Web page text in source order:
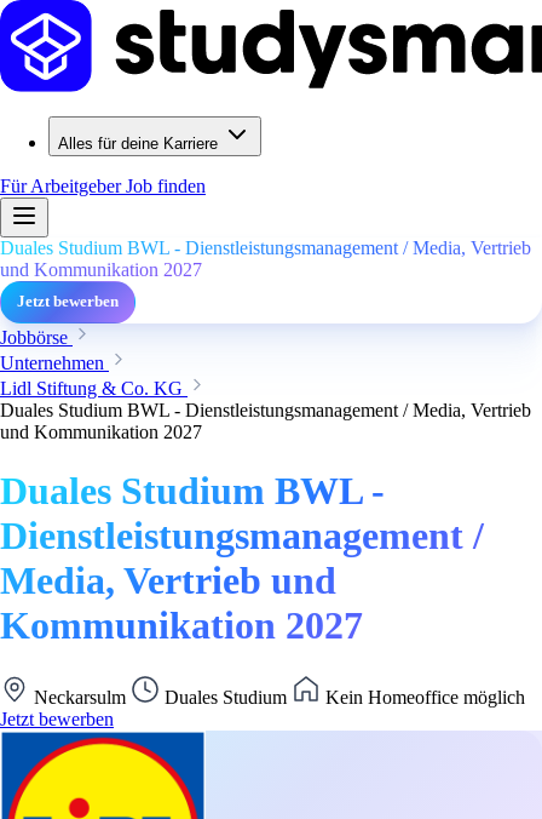
Alles für deine Karriere
Für ArbeitgeberJob finden
Duales Studium BWL - Dienstleistungsmanagement / Media, Vertrieb
und Kommunikation 2027
Jetzt bewerben
Jobbörse
Unternehmen
Lidl Stiftung & Co. KG
Duales Studium BWL - Dienstleistungsmanagement / Media, Vertrieb
und Kommunikation 2027
Duales Studium BWL -
Dienstleistungsmanagement /
Media, Vertrieb und
Kommunikation 2027
Neckarsulm Duales Studium
Kein Homeoffice möglich
Jetzt bewerben